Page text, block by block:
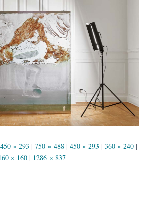
450 × 293 | 750 × 488 | 450 × 293 | 360 × 240 |
× 160 | 1286 × 837